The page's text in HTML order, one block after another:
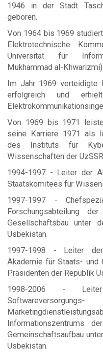
1946 in der Stadt
geboren.
Von 1964 bis 1969
Elektrotechnische
Universität für
Mukhammad al-Khwarizmi).
Im Jahr 1969 verteidigte
erfolgreich und
Von 1969 bis 1971
seine Karriere 1971 als
des Instituts für
Wissenschaften der UzSSR.
1994-1997 - Leiter der
Staatskomitees für
1997-1997 -
Forschungsabteilung
Gesellschaftsbau unter
Usbekistan.
1997-1998 - Leiter
Akademie für Staats- und
Präsidenten der Republik
1998-2006 -
Informationszentrums
Gemeinschaftsaufbau
Usbekistan.